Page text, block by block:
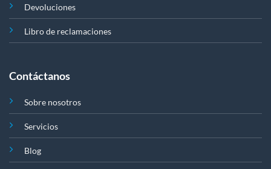
Devoluciones
Libro de reclamaciones
Contáctanos
Sobre nosotros
Servicios
Blog